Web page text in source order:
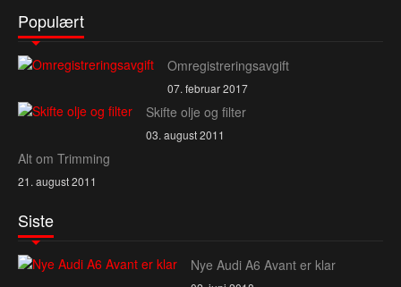
Populært
Omregistreringsavgift
07. februar 2017
Skifte olje og filter
03. august 2011
Alt om Trimming
21. august 2011
Siste
Nye Audi A6 Avant er klar